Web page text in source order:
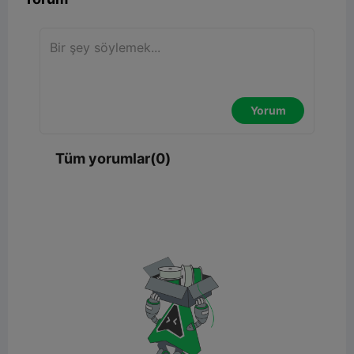
Yorum
Tüm yorumlar(0)